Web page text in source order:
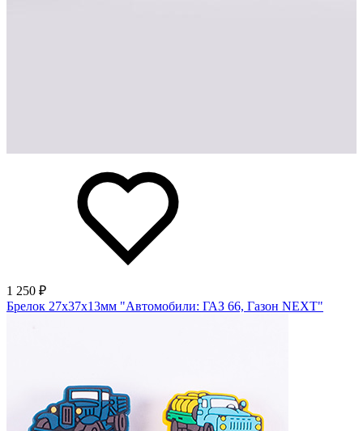
1 250 ₽
Брелок 27х37х13мм "Автомобили: ГАЗ 66, Газон NEXT"